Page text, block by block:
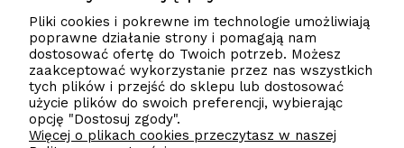
607590080
Poznaj nas
Pliki cookies i pokrewne im technologie umożliwiają
poprawne działanie strony i pomagają nam
dostosować ofertę do Twoich potrzeb. Możesz
zaakceptować wykorzystanie przez nas wszystkich
tych plików i przejść do sklepu lub dostosować
użycie plików do swoich preferencji, wybierając
opcję "Dostosuj zgody".
Więcej o plikach cookies przeczytasz w naszej